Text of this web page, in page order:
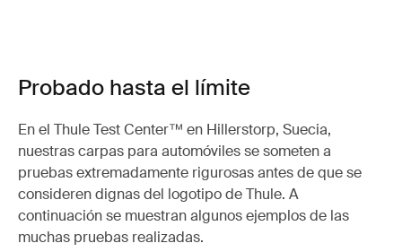
Probado hasta el límite
En el Thule Test Center™ en Hillerstorp, Suecia,
nuestras carpas para automóviles se someten a
pruebas extremadamente rigurosas antes de que se
consideren dignas del logotipo de Thule. A
continuación se muestran algunos ejemplos de las
muchas pruebas realizadas.